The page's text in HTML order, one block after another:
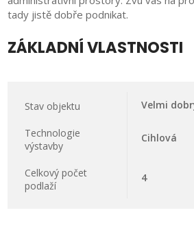
tady jistě dobře podnikat.
ZÁKLADNÍ VLASTNOSTI
Stav objektu Velmi
Technologie
výstavby
Cihlová
Celkový počet
podlaží
4